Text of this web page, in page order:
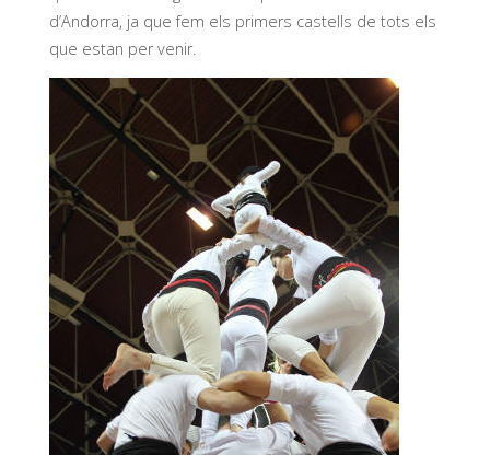
d’Andorra, ja que fem els primers castells de tots els
que estan per venir.